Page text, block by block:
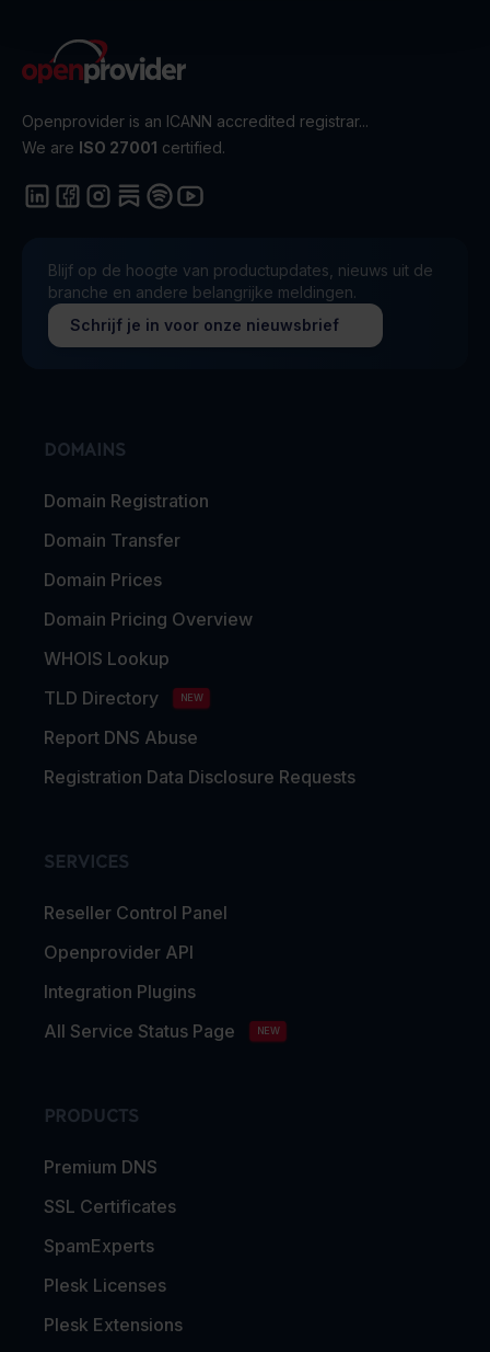
Openprovider is an ICANN accredited registrar...
We are ISO 27001 certified.
Blijf op de hoogte van productupdates, nieuws uit de
branche en andere belangrijke meldingen.
Schrijf je in voor onze nieuwsbrief
DOMAINS
Domain Registration
Domain Transfer
Domain Prices
Domain Pricing Overview
WHOIS Lookup
TLD Directory
NEW
Report DNS Abuse
Registration Data Disclosure Requests
SERVICES
Reseller Control Panel
Openprovider API
Integration Plugins
All Service Status Page
NEW
PRODUCTS
Premium DNS
SSL Certificates
SpamExperts
Plesk Licenses
Plesk Extensions